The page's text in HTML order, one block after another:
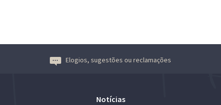
Elogios, sugestões ou reclamações
Notícias